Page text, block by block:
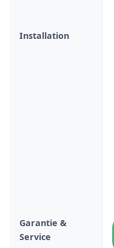
Installation
Garantie &
Service